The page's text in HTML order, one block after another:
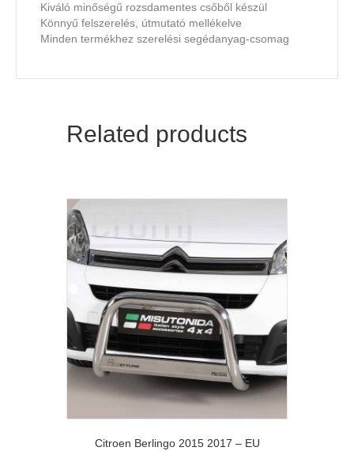
Kiváló minőségű rozsdamentes csőből készül
Könnyű felszerelés, útmutató mellékelve
Minden termékhez szerelési segédanyag-csomag
Related products
Citroen Berlingo 2015 2017 – EU